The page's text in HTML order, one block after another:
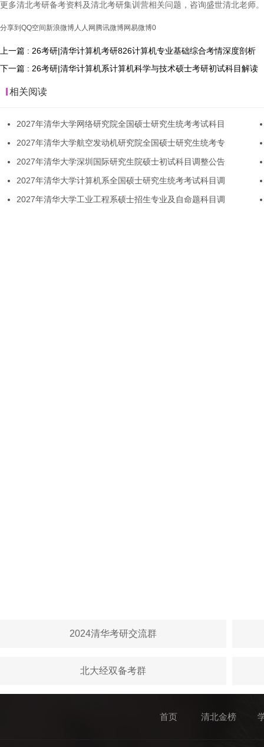
更多清北考研备考资料及清北考研集训营相关问题，咨询盛世清北老师。
分享到 QQ空间 新浪微博人人网 腾讯微博网易微博0
上一篇 : 26考研|清华计算机考研826计算机专业基础综合考情深度剖析
下一篇 : 26考研|清华计算机系计算机科学与技术硕士考研初试科目解读
相关阅读
2027年清华大学网络研究院全国硕士研究生统考考试科目
2027年清华大学航空发动机研究院全国硕士研究生统考专
2027年清华大学深圳国际研究生院硕士初试科目调整公告
2027年清华大学计算机系全国硕士研究生统考考试科目调
2027年清华大学工业工程系硕士招生专业及自命题科目调
2024清华考研交流群
北大经双备考群
首页 清北金榜